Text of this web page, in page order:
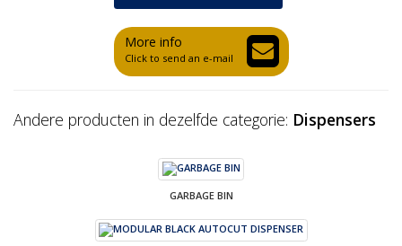
More info
Click to send an e-mail
Andere producten in dezelfde categorie: Dispensers
GARBAGE BIN